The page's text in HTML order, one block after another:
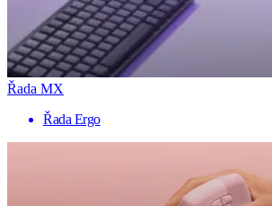
Řada MX
Řada Ergo